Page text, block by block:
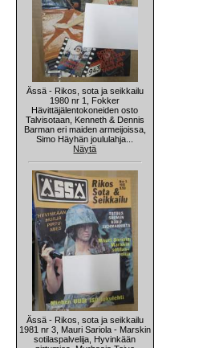
Ässä - Rikos, sota ja seikkailu
1980 nr 1, Fokker
Hävittäjälentokoneiden osto
Talvisotaan, Kenneth & Dennis
Barman eri maiden armeijoissa,
Simo Häyhän joululahja...
Näytä
Ässä - Rikos, sota ja seikkailu
1981 nr 3, Mauri Sariola - Marskin
sotilaspalvelija, Hyvinkään